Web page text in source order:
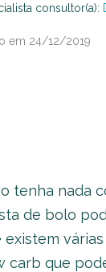
consultor(a):
em 24/12/2019
tenha nada
de bolo
existem
carb que